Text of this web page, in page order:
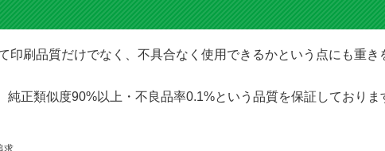
印刷品質だけでなく、不具合なく使用できるかという点にも重き
正類似度90%以上・不良品率0.1%という品質を保証しておりま